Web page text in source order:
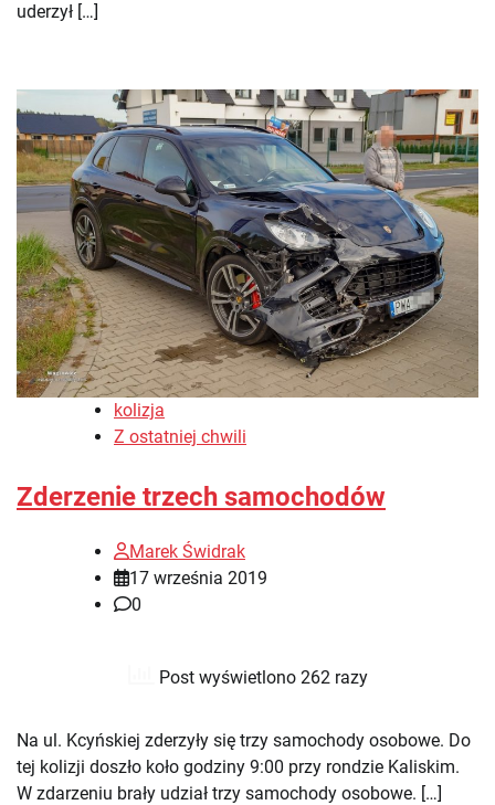
uderzył […]
kolizja
Z ostatniej chwili
Zderzenie trzech samochodów
Marek Świdrak
17 września 2019
0
Post wyświetlono 262 razy
Na ul. Kcyńskiej zderzyły się trzy samochody osobowe. Do
tej kolizji doszło koło godziny 9:00 przy rondzie Kaliskim.
W zdarzeniu brały udział trzy samochody osobowe. […]